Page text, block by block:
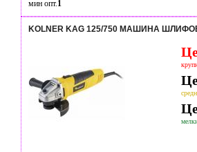
мин опт.1
KOLNER KAG 125/750 МАШИНА